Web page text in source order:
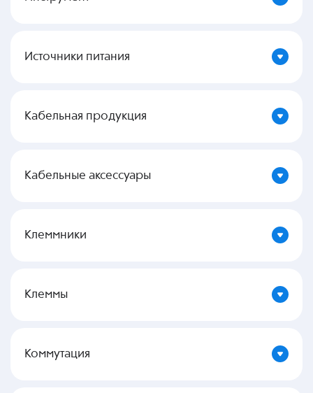
Источники питания
Кабельная продукция
Кабельные аксессуары
Клеммники
Клеммы
Коммутация